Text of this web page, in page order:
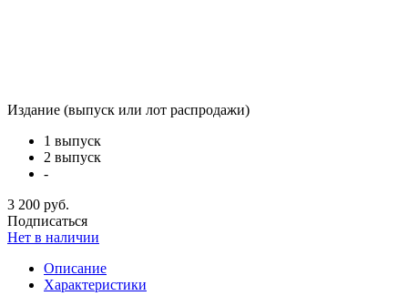
Издание (выпуск или лот распродажи)
1 выпуск
2 выпуск
-
3 200 руб.
Подписаться
Нет в наличии
Описание
Характеристики